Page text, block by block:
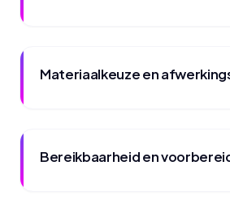
Materiaalkeuze en
Bereikbaarheid en